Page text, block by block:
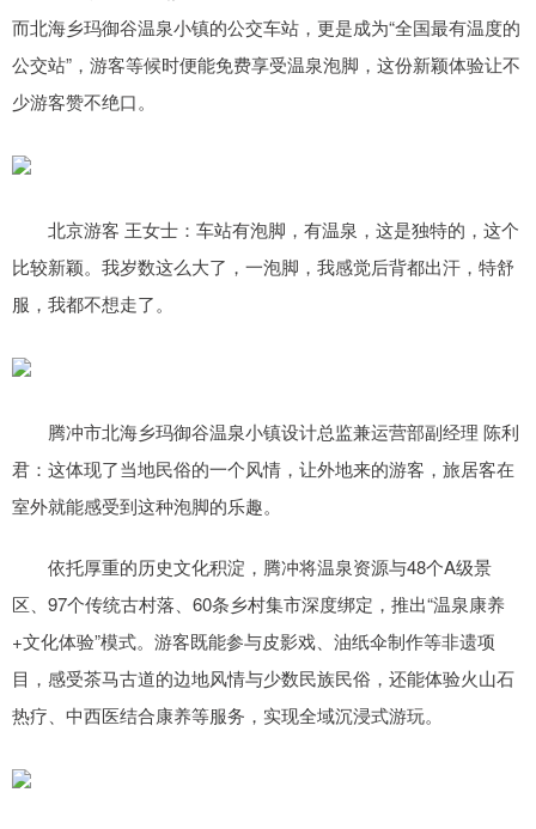
而北海乡玛御谷温泉小镇的公交车站，更是成为“全国最有温度的
公交站”，游客等候时便能免费享受温泉泡脚，这份新颖体验让不
少游客赞不绝口。
北京游客 王女士：车站有泡脚，有温泉，这是独特的，这个
比较新颖。我岁数这么大了，一泡脚，我感觉后背都出汗，特舒
服，我都不想走了。
腾冲市北海乡玛御谷温泉小镇设计总监兼运营部副经理 陈利
君：这体现了当地民俗的一个风情，让外地来的游客，旅居客在
室外就能感受到这种泡脚的乐趣。
依托厚重的历史文化积淀，腾冲将温泉资源与48个A级景
区、97个传统古村落、60条乡村集市深度绑定，推出“温泉康养
+文化体验”模式。游客既能参与皮影戏、油纸伞制作等非遗项
目，感受茶马古道的边地风情与少数民族民俗，还能体验火山石
热疗、中西医结合康养等服务，实现全域沉浸式游玩。